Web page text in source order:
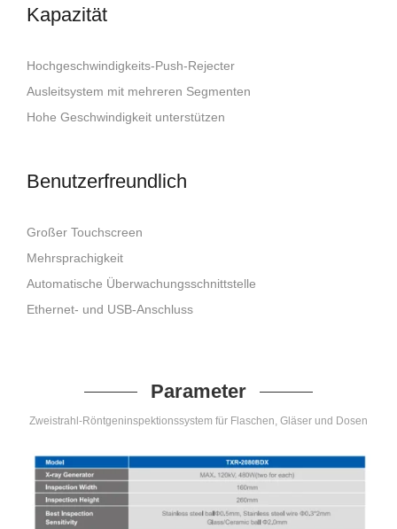
Kapazität
Hochgeschwindigkeits-Push-Rejecter
Ausleitsystem mit mehreren Segmenten
Hohe Geschwindigkeit unterstützen
Benutzerfreundlich
Großer Touchscreen
Mehrsprachigkeit
Automatische Überwachungsschnittstelle
Ethernet- und USB-Anschluss
Parameter
Zweistrahl-Röntgeninspektionssystem für Flaschen, Gläser und Dosen